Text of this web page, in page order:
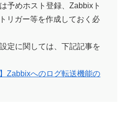
予めホスト登録、Zabbixト
リガー等を作成しておく必
定に関しては、下記記事を
Zabbixへのログ転送機能の